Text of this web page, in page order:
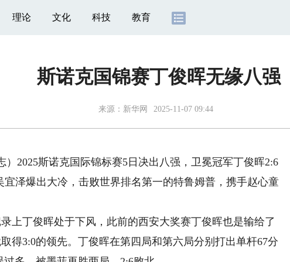
理论 文化 科技 教育
斯诺克国锦赛丁俊晖无缘八强
来源： 新华网 2025-11-07 09:44
2025斯诺克国际锦标赛5日决出八强，卫冕冠军丁俊晖2:6
泽爆出大冷，击败世界排名第一的特鲁姆普，携手赵心童
丁俊晖处于下风，此前的西安大奖赛丁俊晖也是输给了
得3:0的领先。丁俊晖在第四局和第六局分别打出单杆67分